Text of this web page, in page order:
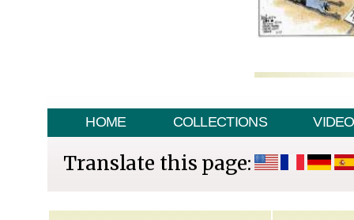
HOME COLLECTIONS VIDEO
Translate this page: